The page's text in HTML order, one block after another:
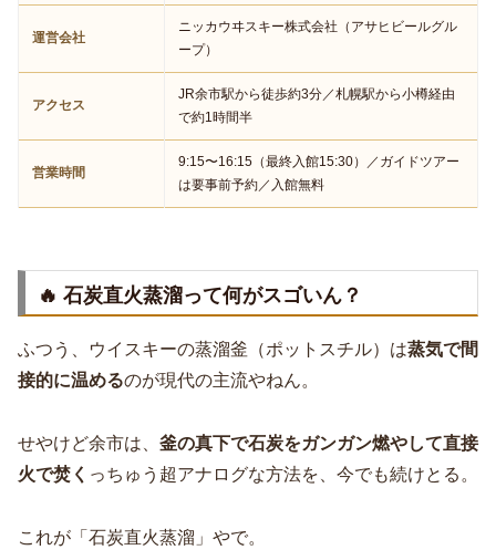
運営会社
ニッカウヰスキー株式会社（アサヒビールグル
ープ）
アクセス
JR余市駅から徒歩約3分／札幌駅から小樽経由
で約1時間半
営業時間
9:15〜16:15（最終入館15:30）／ガイドツアー
は要事前予約／入館無料
🔥 石炭直火蒸溜って何がスゴいん？
ふつう、ウイスキーの蒸溜釜（ポットスチル）は蒸気で間
接的に温めるのが現代の主流やねん。
せやけど余市は、 釜の真下で石炭をガンガン燃やして直接
火で焚く っちゅう超アナログな方法を、今でも続けとる。
これが「石炭直火蒸溜」やで。